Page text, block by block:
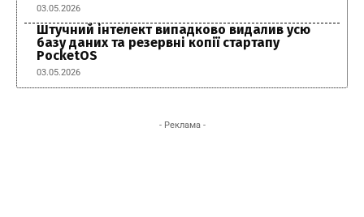
03.05.2026
Штучний інтелект випадково видалив усю
базу даних та резервні копії стартапу
PocketOS
03.05.2026
- Реклама -